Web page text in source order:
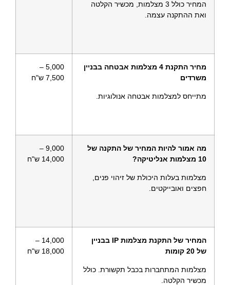
המחיר כולל 3 מצלמות, מכשיר הקלטה
ואת ההתקנה עצמה.
מחיר התקנת 4 מצלמות אבטחה בבניין
משרדים
מתייחס למצלמות אבטחה אנולוגיות.
5,000 –
7,500 ש"ח
מה אמור להיות המחיר של התקנה של
10 מצלמות אנליטיקה?
מצלמות בעלות היכולת של זיהוי פנים,
חפצים ואובייקטים.
9,000 –
14,000 ש"ח
המחיר של התקנת מצלמות IP בבניין
של 20 קומות
מצלמות המתחברות בכבל תקשורת. כולל
מכשיר הקלטה.
14,000 –
18,000 ש"ח